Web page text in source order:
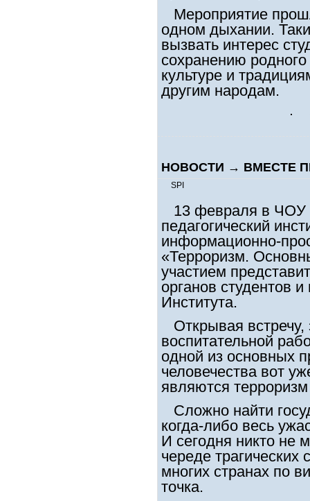
Мероприятие
одном дыхании.
вызвать интерес
сохранению
культуре и
другим народам.
НОВОСТИ → ВМЕСТЕ
SPI
13 февраля в ЧОУ
педагогический
информационно-
«Терроризм.
участием
органов студентов и
Института.
Открывая встречу,
воспитательной
одной из основных
человечества вот
являются
Сложно найти
когда-либо весь
И сегодня никто не
череде
многих странах по
точка.